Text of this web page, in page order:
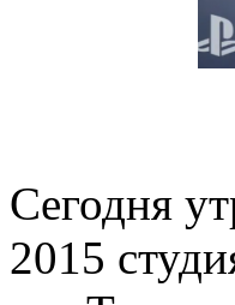
Сегодня
2015